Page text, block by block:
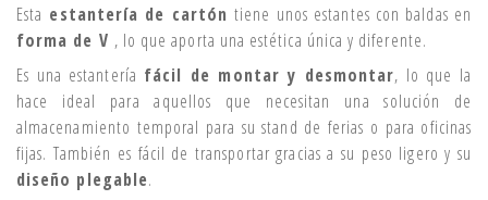
Esta estantería de cartón tiene unos estantes con baldas en
forma de V , lo que aporta una estética única y diferente.
Es una estantería fácil de montar y desmontar, lo que la
hace ideal para aquellos que necesitan una solución de
almacenamiento temporal para su stand de ferias o para oficinas
fijas. También es fácil de transportar gracias a su peso ligero y su
diseño plegable.